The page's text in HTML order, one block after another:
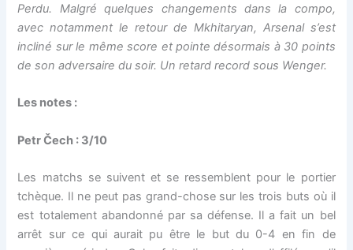
Perdu. Malgré quelques changements dans la compo,
avec notamment le retour de Mkhitaryan, Arsenal s’est
incliné sur le même score et pointe désormais à 30 points
de son adversaire du soir. Un retard record sous Wenger.
Les notes :
Petr Čech : 3/10
Les matchs se suivent et se ressemblent pour le portier
tchèque. Il ne peut pas grand-chose sur les trois buts où il
est totalement abandonné par sa défense. Il a fait un bel
arrêt sur ce qui aurait pu être le but du 0-4 en fin de